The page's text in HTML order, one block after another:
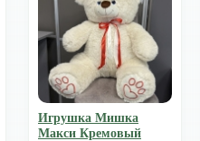
Игрушка Мишка
Mакси Кремовый